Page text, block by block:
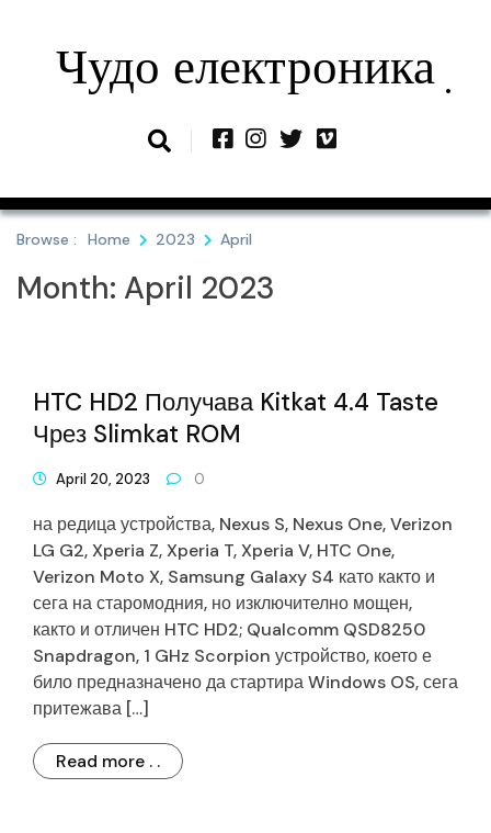
contentЧудо електроника
Browse : Home 2023 April
Month: April 2023
HTC HD2 Получава Kitkat 4.4 Taste
Чрез Slimkat ROM
April 20, 2023 0
на редица устройства, Nexus S, Nexus One, Verizon
LG G2, Xperia Z, Xperia T, Xperia V, HTC One,
Verizon Moto X, Samsung Galaxy S4 като както и
сега на старомодния, но изключително мощен,
както и отличен HTC HD2; Qualcomm QSD8250
Snapdragon, 1 GHz Scorpion устройство, което е
било предназначено да стартира Windows OS, сега
притежава […]
Read more . .